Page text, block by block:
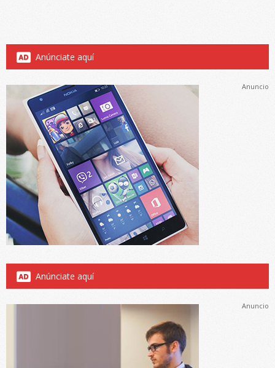
Anúnciate aquí
Anuncio
Anúnciate aquí
Anuncio